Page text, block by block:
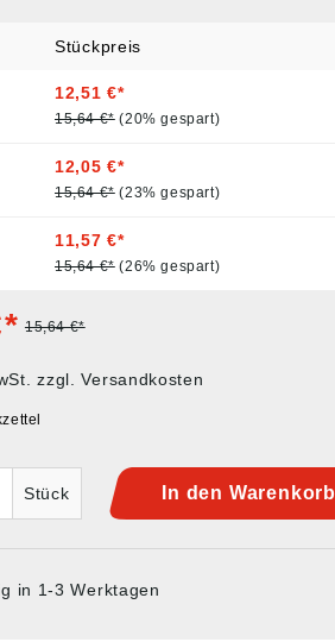
Stückpreis
12,51 €*
15,64 €* (20% gespart)
12,05 €*
15,64 €* (23% gespart)
11,57 €*
15,64 €* (26% gespart)
15,64 €*
zzgl. Versandkosten
Stück
In den Warenkorb
in 1-3 Werktagen